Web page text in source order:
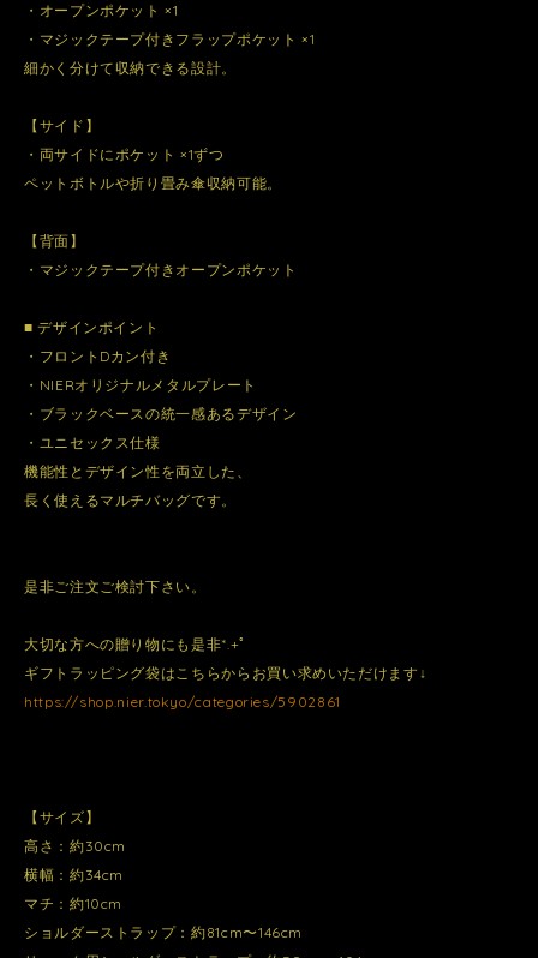
・オープンポケット ×1
・マジックテープ付きフラップポケット ×1
細かく分けて収納できる設計。
【サイド】
・両サイドにポケット ×1ずつ
ペットボトルや折り畳み傘収納可能。
【背面】
・マジックテープ付きオープンポケット
■ デザインポイント
・フロントDカン付き
・NIERオリジナルメタルプレート
・ブラックベースの統一感あるデザイン
・ユニセックス仕様
機能性とデザイン性を両立した、
長く使えるマルチバッグです。
是非ご注文ご検討下さい。
大切な方への贈り物にも是非*.+ﾟ
ギフトラッピング袋はこちらからお買い求めいただけます↓
https://shop.nier.tokyo/categories/5902861
【サイズ】
高さ：約30cm
横幅：約34cm
マチ：約10cm
ショルダーストラップ：約81cm〜146cm